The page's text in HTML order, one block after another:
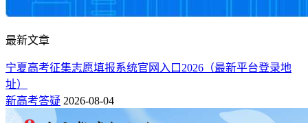
最新文章
宁夏高考征集志愿填报系统官网入口2026（最新平台登录地
址）
新高考答疑 2026-08-04